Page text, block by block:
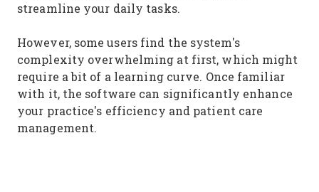
streamline your daily tasks.
However, some users find the system's
complexity overwhelming at first, which might
require a bit of a learning curve. Once familiar
with it, the software can significantly enhance
your practice's efficiency and patient care
management.